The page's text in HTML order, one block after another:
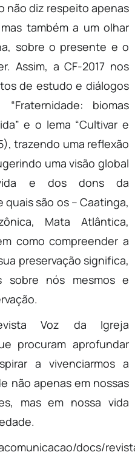
não diz respeito apenas
também a um olhar
sobre o presente e o
Assim, a CF-2017 nos
de estudo e diálogos
biomas
e o lema “Cultivar e
trazendo uma reflexão
uma visão global
e dos dons da
quais são os – Caatinga,
Mata Atlântica,
como compreender a
preservação significa,
sobre nós mesmos e
Voz da Igreja
procuram aprofundar
a vivenciarmos a
não apenas em nossas
mas em nossa vida
docs/